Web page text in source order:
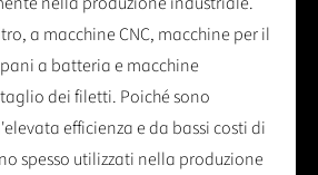
a macchine CNC, macchine per il
a batteria e macchine
dei filetti. Poiché sono
efficienza e da bassi costi di
spesso utilizzati nella produzione